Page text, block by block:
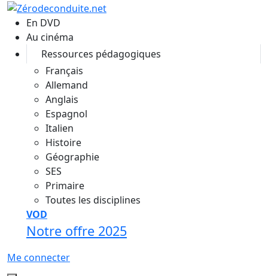
Aller au contenu principal
En DVD
Au cinéma
Ressources pédagogiques
Français
Allemand
Anglais
Espagnol
Italien
Histoire
Géographie
SES
Primaire
Toutes les disciplines
VOD
Notre offre 2025
Me connecter